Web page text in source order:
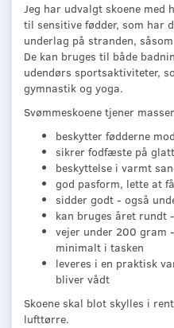
Jeg har udvalgt skoene med
til sensitive fødder, som har
underlag på stranden,
De kan bruges til både
udendørs sportsaktiviteter,
gymnastik og yoga.
Svømmeskoene tjener
beskytter fødderne
sikrer fodfæste på
beskyttelse i varmt
god pasform, lette at
sidder godt - også
kan bruges året rundt
vejer under 200 gram
minimalt i tasken
leveres i en praktisk
bliver vådt
Skoene skal blot skylles i
lufttørre.